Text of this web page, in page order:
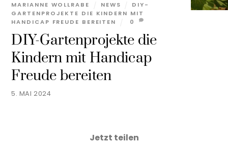
5. MAI 2024
DIY-Gartenprojekte die
Kindern mit Handicap
Freude bereiten
MARIANNE WOLLRABE NEWS
DIY-
GARTENPROJEKTE DIE KINDERN MIT
HANDICAP FREUDE BEREITEN
0